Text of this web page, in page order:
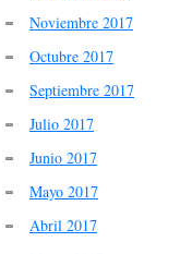
Noviembre 2017
Octubre 2017
Septiembre 2017
Julio 2017
Junio 2017
Mayo 2017
Abril 2017